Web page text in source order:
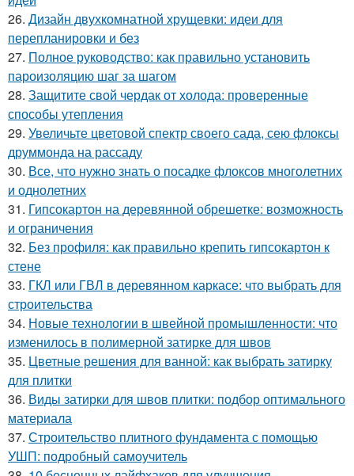
26. Дизайн двухкомнатной хрущевки: идеи для
перепланировки и без
27. Полное руководство: как правильно установить
пароизоляцию шаг за шагом
28. Защитите свой чердак от холода: проверенные
способы утепления
29. Увеличьте цветовой спектр своего сада, сею флоксы
друммонда на рассаду
30. Все, что нужно знать о посадке флоксов многолетних
и однолетних
31. Гипсокартон на деревянной обрешетке: возможность
и ограничения
32. Без профиля: как правильно крепить гипсокартон к
стене
33. ГКЛ или ГВЛ в деревянном каркасе: что выбрать для
строительства
34. Новые технологии в швейной промышленности: что
изменилось в полимерной затирке для швов
35. Цветные решения для ванной: как выбрать затирку
для плитки
36. Виды затирки для швов плитки: подбор оптимального
материала
37. Строительство плитного фундамента с помощью
УШП: подробный самоучитель